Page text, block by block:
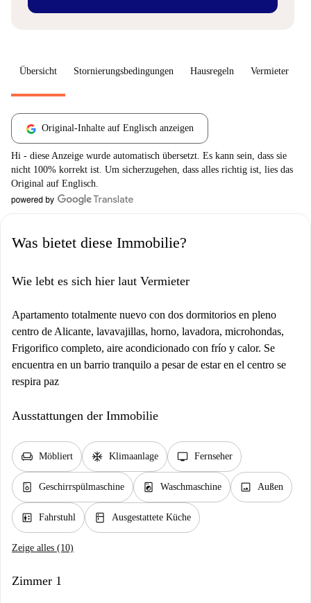
Übersicht Stornierungsbedingungen Hausregeln Vermieter
Original-Inhalte auf Englisch anzeigen
Hi - diese Anzeige wurde automatisch übersetzt. Es kann sein, dass sie
nicht 100% korrekt ist. Um sicherzugehen, dass alles richtig ist, lies das
Original auf Englisch.
Was bietet diese Immobilie?
Wie lebt es sich hier laut Vermieter
Apartamento totalmente nuevo con dos dormitorios en pleno
centro de Alicante, lavavajillas, horno, lavadora, microhondas,
Frigorifico completo, aire acondicionado con frío y calor. Se
encuentra en un barrio tranquilo a pesar de estar en el centro se
respira paz
Ausstattungen der Immobilie
chair Möbliert ac_unit Klimaanlage tv Fernseher
dishwasher_gen Geschirrspülmaschine local_laundry_service Waschmaschine image Außen
elevator Fahrstuhl kitchen Ausgestattete Küche
Zeige alles (10)
Zimmer 1